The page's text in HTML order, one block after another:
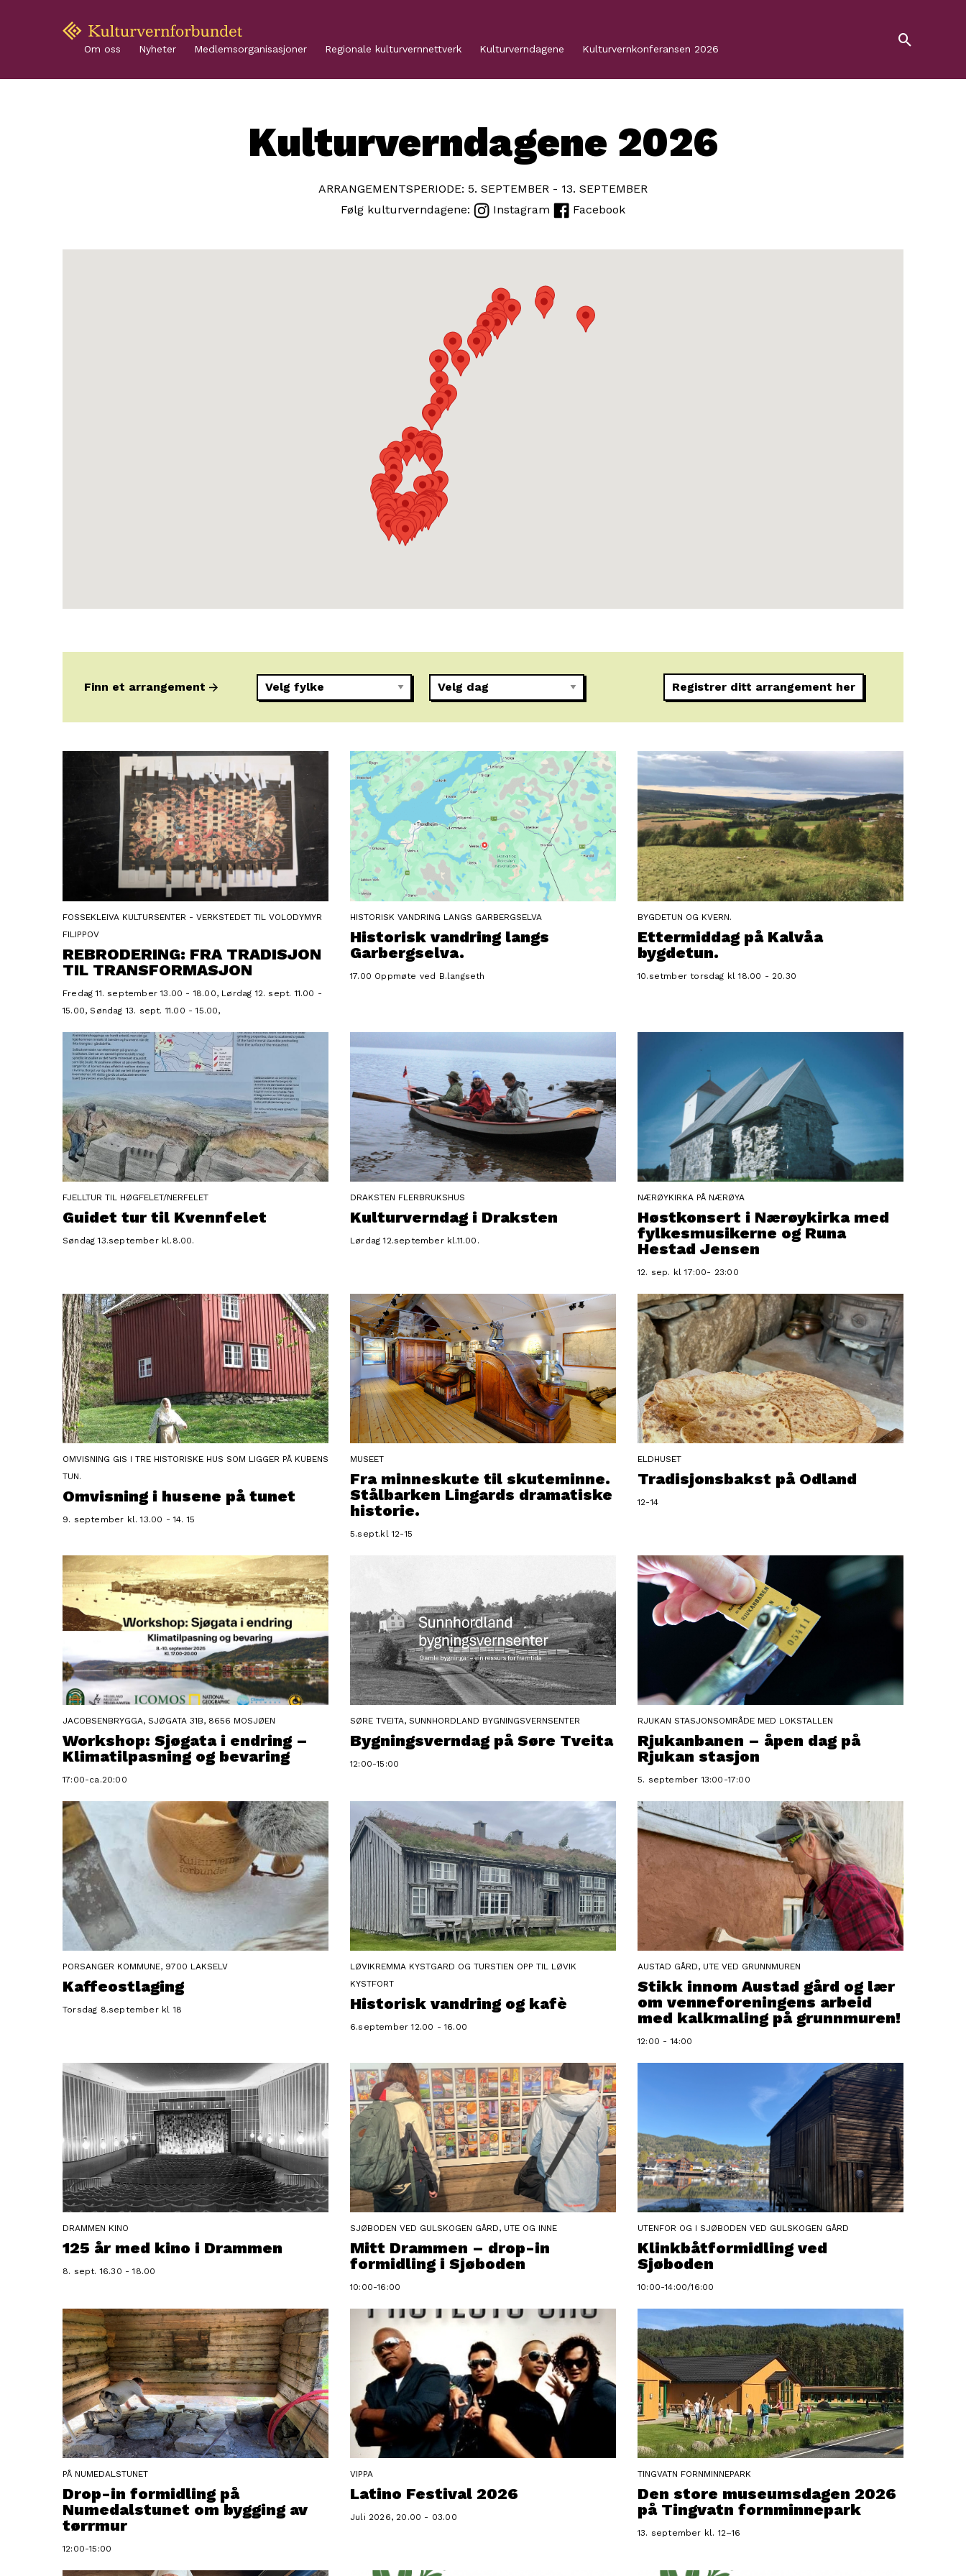
Om oss Nyheter Medlemsorganisasjoner Regionale kulturvernnettverk Kulturverndagene Kulturvernkonferansen 2026
Kulturverndagene 2026
ARRANGEMENTSPERIODE: 5. SEPTEMBER - 13. SEPTEMBER
Følg kulturverndagene:
Instagram Facebook
Finn et arrangement Registrer ditt arrangement her
FOSSEKLEIVA KULTURSENTER - VERKSTEDET TIL VOLODYMYR
FILIPPOV
REBRODERING: FRA TRADISJON
TIL TRANSFORMASJON
Fredag 11. september 13.00 - 18.00, Lørdag 12. sept. 11.00 -
15.00, Søndag 13. sept. 11.00 - 15.00,
HISTORISK VANDRING LANGS GARBERGSELVA
Historisk vandring langs
Garbergselva.
17.00 Oppmøte ved B.langseth
BYGDETUN OG KVERN.
Ettermiddag på Kalvåa
bygdetun.
10.setmber torsdag kl 18.00 - 20.30
FJELLTUR TIL HØGFELET/NERFELET
Guidet tur til Kvennfelet
Søndag 13.september kl.8.00.
DRAKSTEN FLERBRUKSHUS
Kulturverndag i Draksten
Lørdag 12.september kl.11.00.
NÆRØYKIRKA PÅ NÆRØYA
Høstkonsert i Nærøykirka med
fylkesmusikerne og Runa
Hestad Jensen
12. sep. kl 17:00- 23:00
OMVISNING GIS I TRE HISTORISKE HUS SOM LIGGER PÅ KUBENS
TUN.
Omvisning i husene på tunet
9. september kl. 13.00 - 14. 15
MUSEET
Fra minneskute til skuteminne.
Stålbarken Lingards dramatiske
historie.
5.sept.kl 12-15
ELDHUSET
Tradisjonsbakst på Odland
12-14
JACOBSENBRYGGA, SJØGATA 31B, 8656 MOSJØEN
Workshop: Sjøgata i endring –
Klimatilpasning og bevaring
17:00-ca.20:00
SØRE TVEITA, SUNNHORDLAND BYGNINGSVERNSENTER
Bygningsverndag på Søre Tveita
12:00-15:00
RJUKAN STASJONSOMRÅDE MED LOKSTALLEN
Rjukanbanen – åpen dag på
Rjukan stasjon
5. september 13:00-17:00
PORSANGER KOMMUNE, 9700 LAKSELV
Kaffeostlaging
Torsdag 8.september kl 18
LØVIKREMMA KYSTGARD OG TURSTIEN OPP TIL LØVIK
KYSTFORT
Historisk vandring og kafè
6.september 12.00 - 16.00
AUSTAD GÅRD, UTE VED GRUNNMUREN
Stikk innom Austad gård og lær
om venneforeningens arbeid
med kalkmaling på grunnmuren!
12:00 - 14:00
DRAMMEN KINO
125 år med kino i Drammen
8. sept. 16.30 - 18.00
SJØBODEN VED GULSKOGEN GÅRD, UTE OG INNE
Mitt Drammen – drop-in
formidling i Sjøboden
10:00-16:00
UTENFOR OG I SJØBODEN VED GULSKOGEN GÅRD
Klinkbåtformidling ved
Sjøboden
10:00-14:00/16:00
PÅ NUMEDALSTUNET
Drop-in formidling på
Numedalstunet om bygging av
tørrmur
12:00-15:00
VIPPA
Latino Festival 2026
Juli 2026, 20.00 - 03.00
TINGVATN FORNMINNEPARK
Den store museumsdagen 2026
på Tingvatn fornminnepark
13. september kl. 12–16